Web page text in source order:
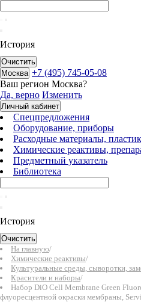
История
Очистить
Москва +7 (495) 745-05-08
Ваш регион Москва?
Да, верно Изменить
Личный кабинет
Спецпредложения
Оборудование, приборы
Расходные материалы,
Химические реактивы,
Предметный указатель
Библиотека
История
Очистить
На главную/
Химические реактивы/
Культуральные среды, сыворотки,
Красители и наборы/
Набор DiO Cell Membrane Green
флуоресцентной окраски мембраны,